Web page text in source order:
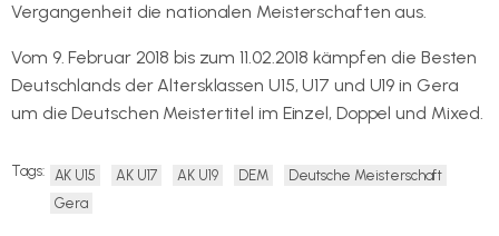
Vergangenheit die nationalen Meisterschaften aus.
Vom 9. Februar 2018 bis zum 11.02.2018 kämpfen die Besten
Deutschlands der Altersklassen U15, U17 und U19 in Gera
um die Deutschen Meistertitel im Einzel, Doppel und Mixed.
Tags: AK U15 AK U17 AK U19 DEM
Deutsche Meisterschaft
Gera